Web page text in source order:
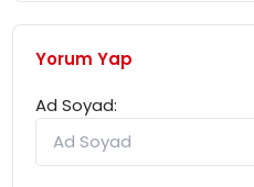
Yorum Yap
Ad Soyad: